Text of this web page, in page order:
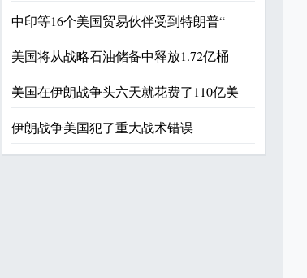
中印等16个美国贸易伙伴受到特朗普“
美国将从战略石油储备中释放1.72亿桶
美国在伊朗战争头六天就花费了110亿美
伊朗战争美国犯了重大战术错误